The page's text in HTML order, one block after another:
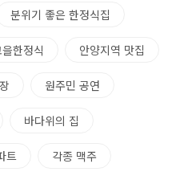
분위기 좋은 한정식집
한정식 안양지역 맛집
원주민 공연
바다위의 집
트 각종 맥주